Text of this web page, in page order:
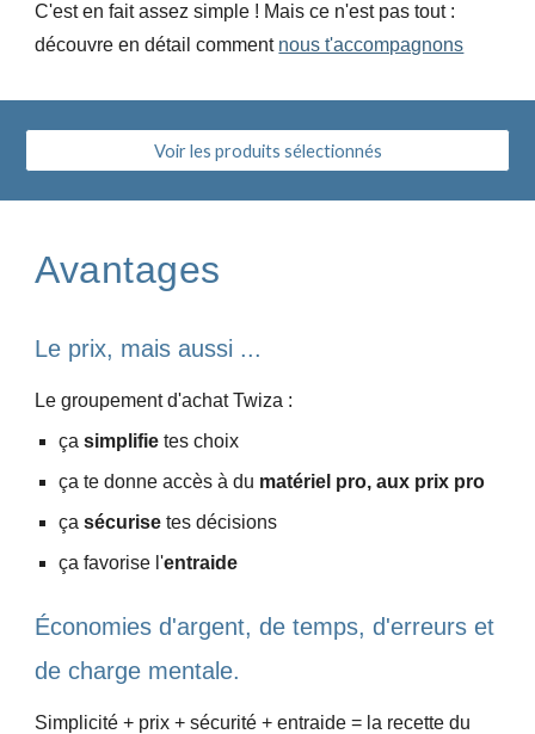
C'est en fait assez simple ! Mais ce n'est pas tout :
découvre en détail comment nous t'accompagnons
Voir les produits sélectionnés
Avantages
Le prix, mais aussi ...
Le groupement d'achat Twiza :
çasimplifie tes choix
ça te donne accès à du matériel pro, aux prix pro
çasécurise tes décisions
ça favorise l'entraide
Économies d'argent, de temps, d'erreurs et
de charge mentale.
Simplicité + prix + sécurité + entraide = la recette du